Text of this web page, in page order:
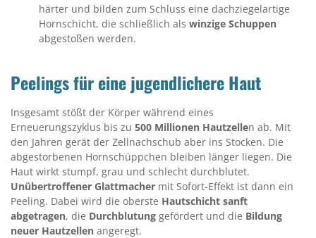
härter und bilden zum Schluss eine dachziegelartige
Hornschicht, die schließlich als winzige Schuppen
abgestoßen werden.
Peelings für eine jugendlichere Haut
Insgesamt stößt der Körper während eines
Erneuerungszyklus bis zu 500 Millionen Hautzellen ab. Mit
den Jahren gerät der Zellnachschub aber ins Stocken. Die
abgestorbenen Hornschüppchen bleiben länger liegen. Die
Haut wirkt stumpf, grau und schlecht durchblutet.
Unübertroffener Glattmacher mit Sofort-Effekt ist dann ein
Peeling. Dabei wird die oberste Hautschicht sanft
abgetragen, die Durchblutung gefördert und die Bildung
neuer Hautzellen angeregt.